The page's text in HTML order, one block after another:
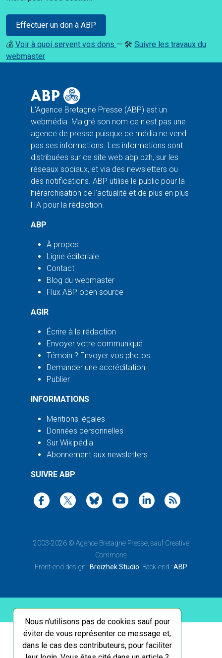
Nous n'utilisons pas de cookies sauf pour
éviter de vous représenter ce message et,
dans le cas des contributeurs, pour faciliter
Effectuer un don à ABP
💰 Voir à quoi servent vos dons — 🛠️ Suivre les travaux du
webmaster
L'Agence Bretagne Presse (ABP) est un
webmédia. Malgré son nom ce n'est pas une
agence de presse puisque ce média ne vend
pas ses informations. Les informations sont
distribuées sur ce site web abp.bzh, sur les
réseaux sociaux, et via des newsletters ou
des notifications. ABP utilise le public pour la
hiérarchisation de l'actualité et de plus en plus
l'IA pour la rédaction.
ABP
À propos
Ligne éditoriale
Contact
Blog du webmaster
Flux ABP open source
AGIR
Écrire à la rédaction
Envoyer votre communiqué
Témoin ? Envoyer vos photos
Demander une accréditation
Publier
INFORMATIONS
Mentions légales
Données personnelles
Sur Wikipédia
Abonnement aux newsletters
SUIVRE ABP
2003-2026 © Agence Bretagne Presse, sauf Creative
Commons
Front-end design : Breizhek Studio , Back-end :ABP